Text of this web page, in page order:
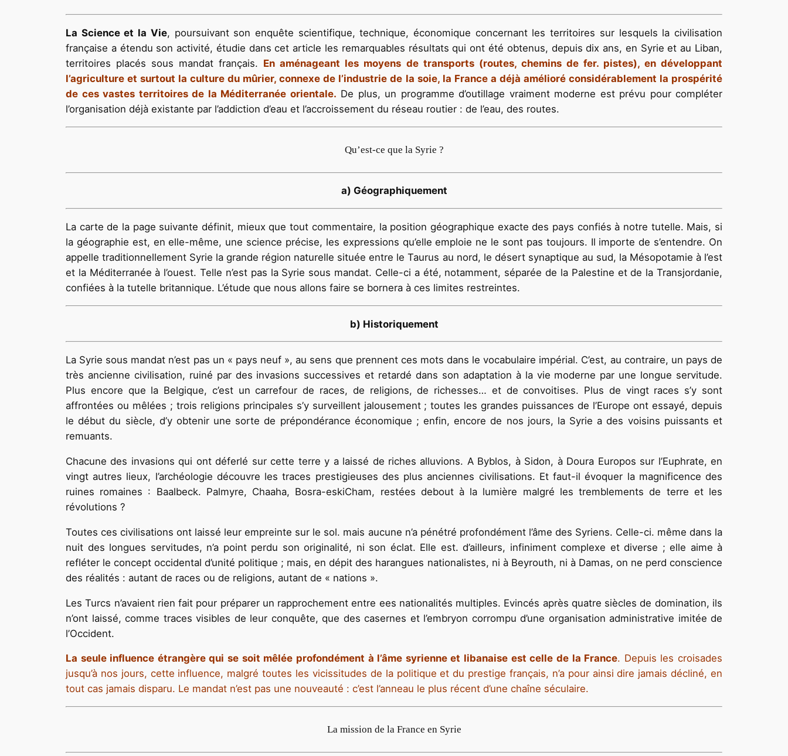
La Science et la Vie, poursuivant son enquête scientifique, technique, économique concernant les territoires sur lesquels la civilisation
française a étendu son activité, étudie dans cet article les remarquables résultats qui ont été obtenus, depuis dix ans, en Syrie et au Liban,
territoires placés sous mandat français. En aménageant les moyens de transports (routes, chemins de fer. pistes), en développant
l’agriculture et surtout la culture du mûrier, connexe de l’industrie de la soie, la France a déjà amélioré considérablement la prospérité
de ces vastes territoires de la Méditerranée orientale. De plus, un programme d’outillage vraiment moderne est prévu pour compléter
l’organisation déjà existante par l’addiction d’eau et l’accroissement du réseau routier : de l’eau, des routes.
Qu’est-ce que la Syrie ?
a) Géographiquement
La carte de la page suivante définit, mieux que tout commentaire, la position géographique exacte des pays confiés à notre tutelle. Mais, si
la géographie est, en elle-même, une science précise, les expressions qu’elle emploie ne le sont pas toujours. Il importe de s’entendre. On
appelle traditionnellement Syrie la grande région naturelle située entre le Taurus au nord, le désert synaptique au sud, la Mésopotamie à l’est
et la Méditerranée à l’ouest. Telle n’est pas la Syrie sous mandat. Celle-ci a été, notamment, séparée de la Palestine et de la Transjordanie,
confiées à la tutelle britannique. L’étude que nous allons faire se bornera à ces limites restreintes.
b) Historiquement
La Syrie sous mandat n’est pas un « pays neuf », au sens que prennent ces mots dans le vocabulaire impérial. C’est, au contraire, un pays de
très ancienne civilisation, ruiné par des invasions successives et retardé dans son adaptation à la vie moderne par une longue servitude.
Plus encore que la Belgique, c’est un carrefour de races, de religions, de richesses… et de convoitises. Plus de vingt races s’y sont
affrontées ou mêlées ; trois religions principales s’y surveillent jalousement ; toutes les grandes puissances de l’Europe ont essayé, depuis
le début du siècle, d’y obtenir une sorte de prépondérance économique ; enfin, encore de nos jours, la Syrie a des voisins puissants et
remuants.
Chacune des invasions qui ont déferlé sur cette terre y a laissé de riches alluvions. A Byblos, à Sidon, à Doura Europos sur l’Euphrate, en
vingt autres lieux, l’archéologie découvre les traces prestigieuses des plus anciennes civilisations. Et faut-il évoquer la magnificence des
ruines romaines : Baalbeck. Palmyre, Chaaha, Bosra-eskiCham, restées debout à la lumière malgré les tremblements de terre et les
révolutions ?
Toutes ces civilisations ont laissé leur empreinte sur le sol. mais aucune n’a pénétré profondément l’âme des Syriens. Celle-ci. même dans la
nuit des longues servitudes, n’a point perdu son originalité, ni son éclat. Elle est. d’ailleurs, infiniment complexe et diverse ; elle aime à
refléter le concept occidental d’unité politique ; mais, en dépit des harangues nationalistes, ni à Beyrouth, ni à Damas, on ne perd conscience
des réalités : autant de races ou de religions, autant de « nations ».
Les Turcs n’avaient rien fait pour préparer un rapprochement entre ees nationalités multiples. Evincés après quatre siècles de domination, ils
n’ont laissé, comme traces visibles de leur conquête, que des casernes et l’embryon corrompu d’une organisation administrative imitée de
l’Occident.
La seule influence étrangère qui se soit mêlée profondément à l’âme syrienne et libanaise est celle de la France. Depuis les croisades
jusqu’à nos jours, cette influence, malgré toutes les vicissitudes de la politique et du prestige français, n’a pour ainsi dire jamais décliné, en
tout cas jamais disparu. Le mandat n’est pas une nouveauté : c’est l’anneau le plus récent d’une chaîne séculaire.
La mission de la France en Syrie